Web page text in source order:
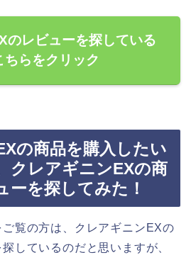
のレビューを探している
ちらをクリック
の商品を購入したい
クレアギニンEXの商
ーを探してみた！
覧の方は、クレアギニンEXの
しているのだと思いますが、